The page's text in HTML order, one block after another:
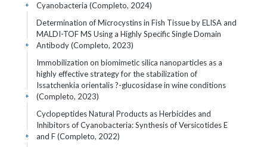
Cyanobacteria (Completo, 2024)
+
Determination of Microcystins in Fish Tissue by ELISA and
MALDI-TOF MS Using a Highly Specific Single Domain
Antibody (Completo, 2023)
+
Immobilization on biomimetic silica nanoparticles as a
highly effective strategy for the stabilization of
Issatchenkia orientalis ?-glucosidase in wine conditions
(Completo, 2023)
+
Cyclopeptides Natural Products as Herbicides and
Inhibitors of Cyanobacteria: Synthesis of Versicotides E
and F (Completo, 2022)
+